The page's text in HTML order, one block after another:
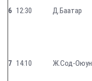
6 12:30 Д.Баатар
7 14:10 Ж.Сод-Оюун